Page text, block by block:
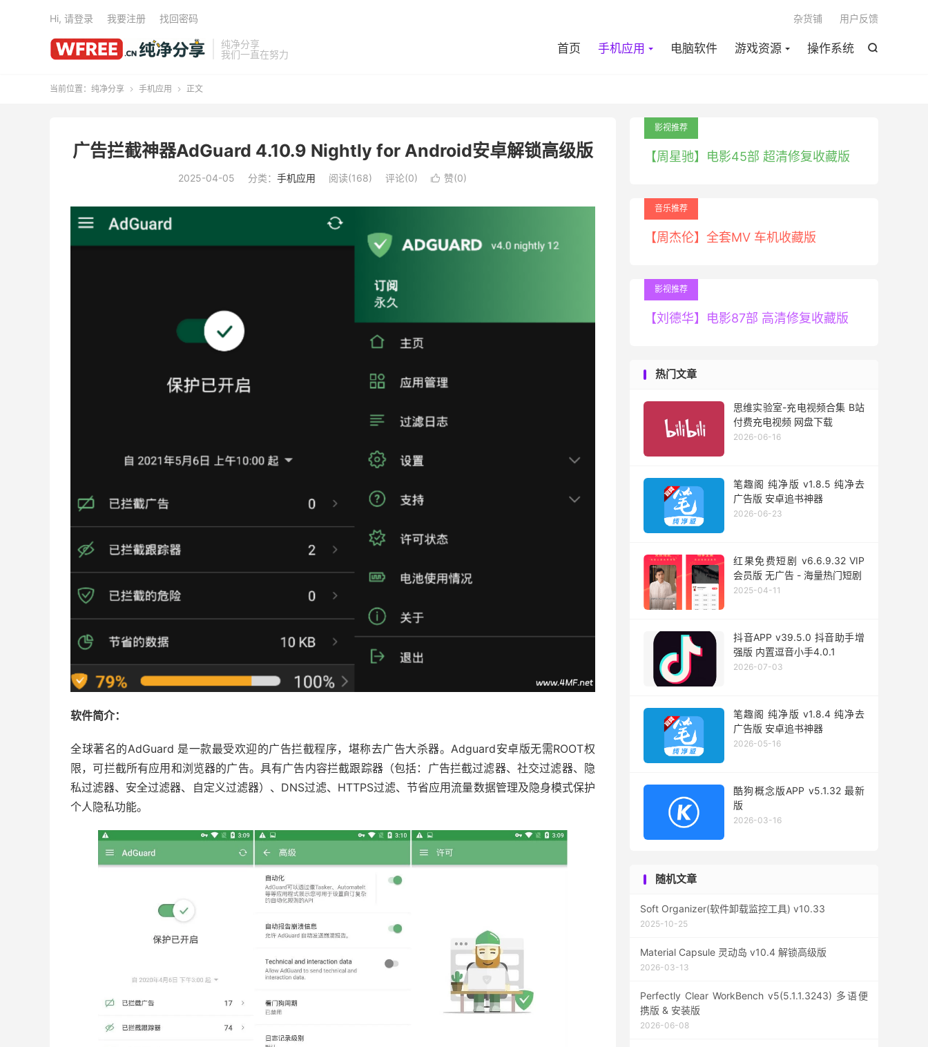
纯净分享
我们一直在努力

首页 手机应用 电脑软件 游戏资源 操作系统
杂货铺 用户反馈
Hi, 请登录 我要注册 找回密码
当前位置： 纯净分享  手机应用  正文
广告拦截神器AdGuard 4.10.9 Nightly for Android安卓解锁高级版
2025-04-05 分类： 手机应用 阅读(168) 评论(0)  赞(0)
软件简介：
全球著名的AdGuard 是一款最受欢迎的广告拦截程序，堪称去广告大杀器。Adguard安卓版无需ROOT权
限，可拦截所有应用和浏览器的广告。具有广告内容拦截跟踪器（包括：广告拦截过滤器、社交过滤器、隐
私过滤器、安全过滤器、自定义过滤器）、DNS过滤、HTTPS过滤、节省应用流量数据管理及隐身模式保护
个人隐私功能。
影视推荐
【周星驰】电影45部 超清修复收藏版
音乐推荐
【周杰伦】全套MV 车机收藏版
影视推荐
【刘德华】电影87部 高清修复收藏版
热门文章
思维实验室-充电视频合集 B站
付费充电视频 网盘下载
2026-06-16
笔趣阁 纯净版 v1.8.5 纯净去
广告版 安卓追书神器
2026-06-23
红果免费短剧 v6.6.9.32 VIP
会员版 无广告 - 海量热门短剧
2025-04-11
抖音APP v39.5.0 抖音助手增
强版 内置逗音小手4.0.1
2026-07-03
笔趣阁 纯净版 v1.8.4 纯净去
广告版 安卓追书神器
2026-05-16
酷狗概念版APP v5.1.32 最新
版
2026-03-16
随机文章
Soft Organizer(软件卸载监控工具) v10.33
2025-10-25
Material Capsule 灵动岛 v10.4 解锁高级版
2026-03-13
Perfectly Clear WorkBench v5(5.1.1.3243) 多语便
携版 & 安装版
2026-06-08